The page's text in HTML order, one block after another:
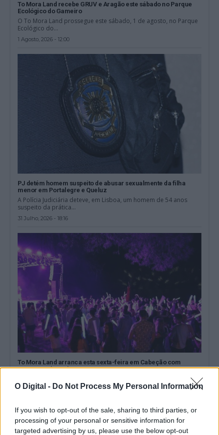
O Digital - Do Not Process My Personal Information
If you wish to opt-out of the sale, sharing to third parties, or
processing of your personal or sensitive information for
targeted advertising by us, please use the below opt-out
To Mora Land recebe GRUV e Aragão este sábado no Parque
Ecológico do Gameiro
O To Mora Land prossegue este sábado, 1 de agosto, no Parque
Ecológico do...
1 Agosto, 2026 - 12:00
PJ detém homem suspeito de abusar sexualmente da filha
menor em Portalegre e Queluz
A Polícia Judiciária deteve, em Lisboa, um homem de 54 anos
suspeito da prática...
31 Julho, 2026 - 18:16
To Mora Land arranca esta sexta-feira em Cabeção com
concertos de rock e DJ
Parque Ecológico...